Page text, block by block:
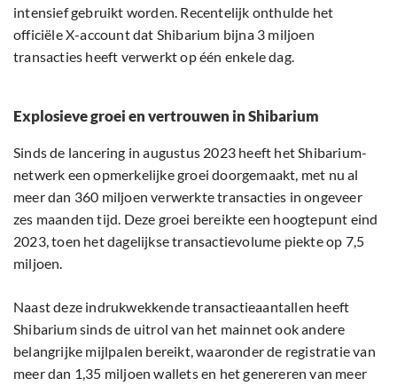
intensief gebruikt worden. Recentelijk onthulde het
officiële X-account dat Shibarium bijna 3 miljoen
transacties heeft verwerkt op één enkele dag.
Explosieve groei en vertrouwen in Shibarium
Sinds de lancering in augustus 2023 heeft het Shibarium-
netwerk een opmerkelijke groei doorgemaakt, met nu al
meer dan 360 miljoen verwerkte transacties in ongeveer
zes maanden tijd. Deze groei bereikte een hoogtepunt eind
2023, toen het dagelijkse transactievolume piekte op 7,5
miljoen.
Naast deze indrukwekkende transactieaantallen heeft
Shibarium sinds de uitrol van het mainnet ook andere
belangrijke mijlpalen bereikt, waaronder de registratie van
meer dan 1,35 miljoen wallets en het genereren van meer